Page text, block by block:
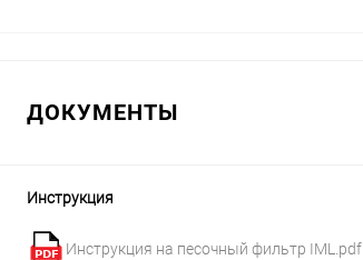
ДОКУМЕНТЫ
Инструкция
Инструкция на песочный фильтр IML.pdf